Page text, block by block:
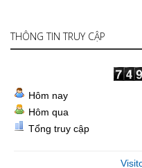
THÔNG TIN TRUY CẬP
Hôm nay
Hôm qua
Tổng truy cập